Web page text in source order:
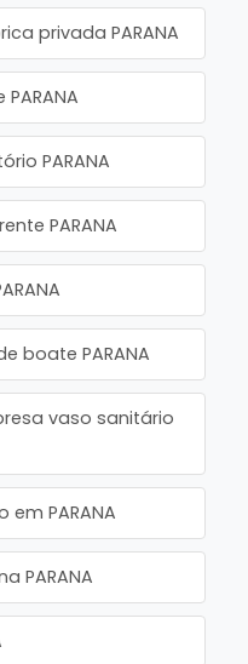
privada PARANA
PARANA
PARANA
boate PARANA
vaso sanitário
PARANA
PARANA